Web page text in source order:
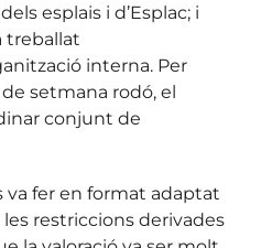
esplais i d’Esplac; i
treballat
interna. Per
setmana rodó, el
conjunt de
va fer en format adaptat
les restriccions derivades